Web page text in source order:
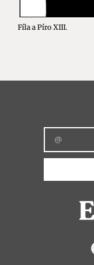
Fíla a Píro XIII.